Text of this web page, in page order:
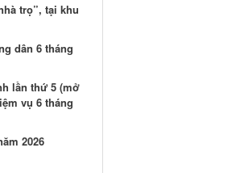
trọ”, tại khu
dân 6 tháng
lần thứ 5 (mở
vụ 6 tháng
2026